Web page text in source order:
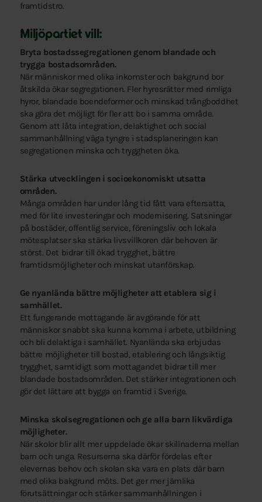
framtidstro.
Miljöpartiet vill:
Bryta bostadssegregationen genom blandade och
trygga bostadsområden.
När människor med olika inkomster och bakgrund bor
åtskilda ökar segregationen. Fler hyresrätter med rimliga
hyror, blandade boendeformer och minskad trångboddhet
ska göra det möjligt för fler att bo i samma område.
Genom att låta integration, delaktighet och social
sammanhållning väga tyngre i stadsplaneringen kan
segregationen minska och tryggheten öka.
Stärka utvecklingen i socioekonomiskt utsatta
områden.
Många områden har under lång tid fått vara eftersatta,
med för lite investeringar och modernisering. Satsningar
på bostäder, offentlig service, föreningsliv och lokala
mötesplatser ska stärka livsvillkoren där behoven är
störst. Det bidrar till ökad trygghet, bättre
framtidsmöjligheter och minskat utanförskap.
Ge nyanlända bättre möjligheter att etablera sig i
samhället.
Ett fungerande mottagande är avgörande för att
människor snabbt ska kunna komma i arbete, utbildning
och bli delaktiga i samhället. Nyanlända ska erbjudas
bättre möjligheter till bostad, etablering och långsiktig
trygghet, samtidigt som mottagandet bidrar till mer
blandade bostadsområden. Det stärker integrationen och
gör det lättare att bygga en framtid i Sverige.
Minska skolsegregationen och ge alla barn likvärdiga
möjligheter.
När skolor blir allt mer uppdelade ökar skillnaderna mellan
barn och unga. Resurserna ska därför fördelas efter
elevernas behov och skolan ska vara en plats där barn
med olika bakgrund möts. Det ger mer jämlika
förutsättningar och stärker sammanhållningen i